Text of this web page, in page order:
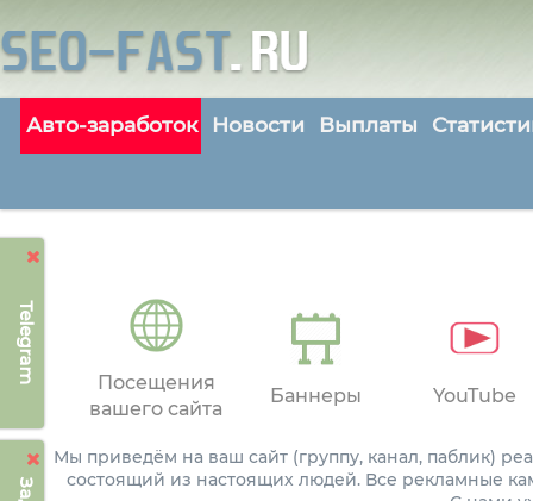
Telegram
Авто-заработок Новости Выплаты
Посещения
вашего сайта
Баннеры YouTube
Мы приведём на ваш сайт (группу, канал, паблик)
состоящий из настоящих людей. Все рекламные